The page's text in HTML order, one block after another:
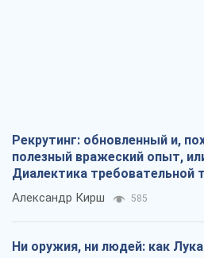
Рекрутинг: обновленный и,
полезный вражеский опыт,
Диалектика требовательной
Александр Кирш 585
Ни оружия, ни людей: как